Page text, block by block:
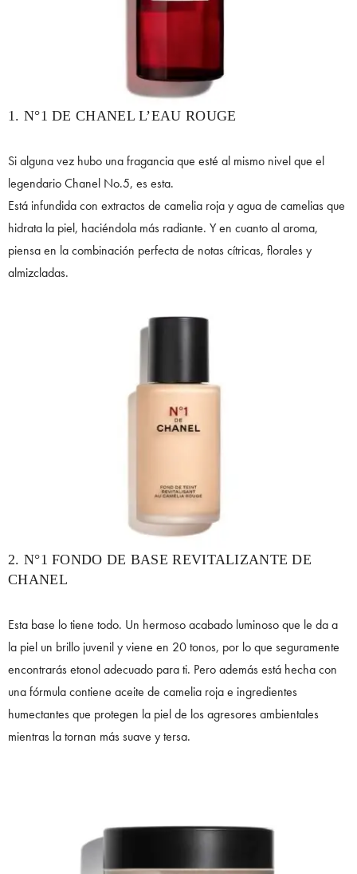
1. N°1 DE CHANEL L’EAU ROUGE
Si alguna vez hubo una fragancia que esté al mismo nivel que el
legendario Chanel No.5, es esta.
Está infundida con extractos de camelia roja y agua de camelias que
hidrata la piel, haciéndola más radiante. Y en cuanto al aroma,
piensa en la combinación perfecta de notas cítricas, florales y
almizcladas.
2. N°1 FONDO DE BASE REVITALIZANTE DE
CHANEL
Esta base lo tiene todo. Un hermoso acabado luminoso que le da a
la piel un brillo juvenil y viene en 20 tonos, por lo que seguramente
encontrarás etonol adecuado para ti. Pero además está hecha con
una fórmula contiene aceite de camelia roja e ingredientes
humectantes que protegen la piel de los agresores ambientales
mientras la tornan más suave y tersa.